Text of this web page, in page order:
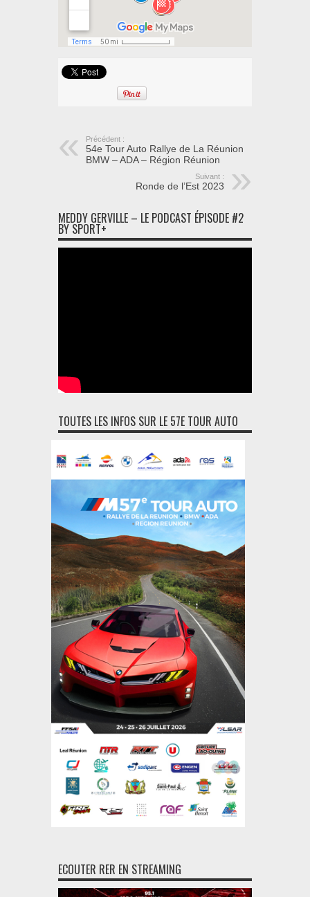
Précédent :
54e Tour Auto Rallye de La Réunion
BMW – ADA – Région Réunion
Suivant :
Ronde de l’Est 2023
MEDDY GERVILLE – LE PODCAST ÉPISODE #2
BY SPORT+
TOUTES LES INFOS SUR LE 57E TOUR AUTO
ECOUTER RER EN STREAMING